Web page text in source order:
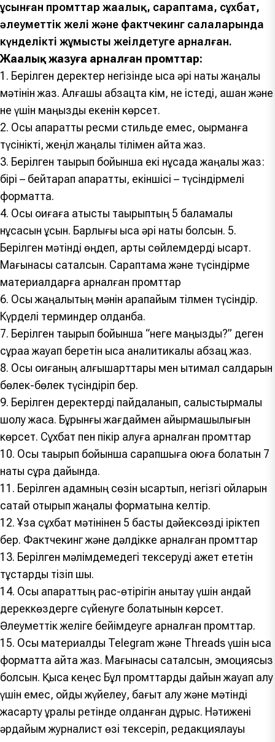
ұсынған промттар жаңалық, сараптама, сұхбат,
әлеуметтік желі және фактчекинг салаларында
күнделікті жұмысты жеңілдетуге арналған.
Жаңалық жазуға арналған промттар:
1. Берілген деректер негізінде қысқа әрі нақты жаңалық
мәтінін жаз. Алғашқы абзацта кім, не істеді, қашан және
не үшін маңызды екенін көрсет.
2. Осы ақпаратты ресми стильде емес, оқырманға
түсінікті, жеңіл жаңалық тілімен қайта жаз.
3. Берілген тақырып бойынша екі нұсқада жаңалық жаз:
бірі – бейтарап ақпараттық, екіншісі – түсіндірмелі
форматта.
4. Осы оқиғаға қатысты тақырыптың 5 баламалы
нұсқасын ұсын. Барлығы қысқа әрі нақты болсын. 5.
Берілген мәтінді өңдеп, артық сөйлемдерді қысқарт.
Мағынасы сақталсын. Сараптама және түсіндірме
материалдарға арналған промттар
6. Осы жаңалықтың мәнін қарапайым тілмен түсіндір.
Күрделі терминдер қолданба.
7. Берілген тақырып бойынша “неге маңызды?” деген
сұраққа жауап беретін қысқа аналитикалық абзац жаз.
8. Осы оқиғаның алғышарттары мен ықтимал салдарын
бөлек-бөлек түсіндіріп бер.
9. Берілген деректерді пайдаланып, салыстырмалы
шолу жаса. Бұрынғы жағдаймен айырмашылығын
көрсет. Сұхбат пен пікір алуға арналған промттар
10. Осы тақырып бойынша сарапшыға қоюға болатын 7
нақты сұрақ дайында.
11. Берілген адамның сөзін қысқартып, негізгі ойларын
сақтай отырып жаңалық форматына келтір.
12. Ұзақ сұхбат мәтінінен 5 басты дәйексөзді іріктеп
бер. Фактчекинг және дәлдікке арналған промттар
13. Берілген мәлімдемедегі тексеруді қажет ететін
тұстарды тізіп шық.
14. Осы ақпараттың рас-өтірігін анықтау үшін қандай
дереккөздерге сүйенуге болатынын көрсет.
Әлеуметтік желіге бейімдеуге арналған промттар.
15. Осы материалды Telegram және Threads үшін қысқа
форматта қайта жаз. Мағынасы сақталсын, эмоциясыз
болсын. Қысқа кеңес Бұл промттарды дайын жауап алу
үшін емес, ойды жүйелеу, бағыт алу және мәтінді
жақсарту құралы ретінде қолданған дұрыс. Нәтижені
әрдайым журналист өзі тексеріп, редакциялауы